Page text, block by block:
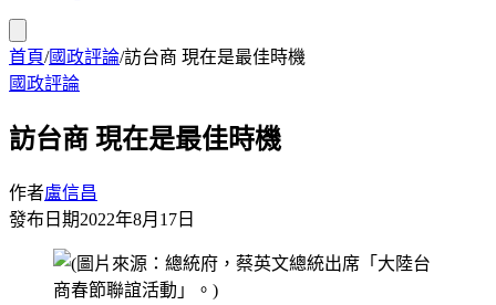
首頁/國政評論/訪台商 現在是最佳時機
國政評論
訪台商 現在是最佳時機
作者盧信昌
發布日期2022年8月17日